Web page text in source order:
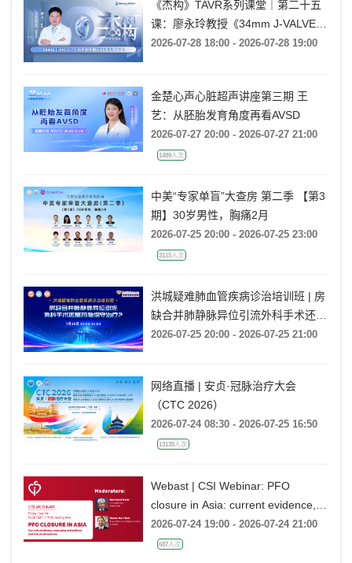
《杰构》TAVR系列课堂｜第二十五
课：廖永玲教授《34mm J-VALVE
TF 治疗超大瓣环AR的实战经验》
2026-07-28 18:00 - 2026-07-28 19:00
金楚心声心脏超声讲座第三期 王
艺：从胚胎发育角度再看AVSD
2026-07-27 20:00 - 2026-07-27 21:00
1489人次
中美“专家单盲”大查房 第二季 【第3
期】30岁男性，胸痛2月
2026-07-25 20:00 - 2026-07-25 23:00
3115人次
洪城疑难肺血管疾病诊治培训班 | 房
缺合并肺静脉异位引流外科手术还是
药物保守治疗?
2026-07-25 20:00 - 2026-07-25 21:00
网络直播 | 安贞·冠脉治疗大会
（CTC 2026）
2026-07-24 08:30 - 2026-07-25 16:50
13135人次
Webast | CSI Webinar: PFO
closure in Asia: current evidence,
emerging indications and future
directions
2026-07-24 19:00 - 2026-07-24 21:00
687人次